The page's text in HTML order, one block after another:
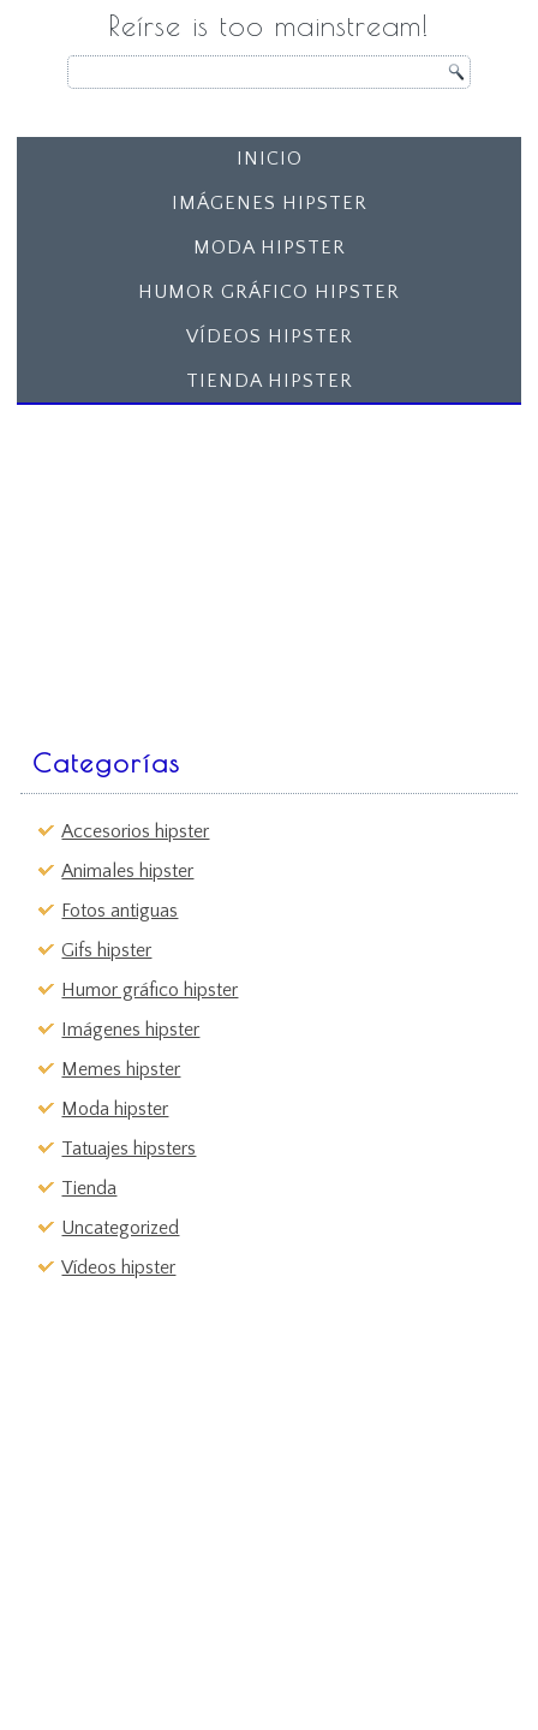
Reírse is too mainstream!
INICIO
IMÁGENES HIPSTER
MODA HIPSTER
HUMOR GRÁFICO HIPSTER
VÍDEOS HIPSTER
TIENDA HIPSTER
Categorías
Accesorios hipster
Animales hipster
Fotos antiguas
Gifs hipster
Humor gráfico hipster
Imágenes hipster
Memes hipster
Moda hipster
Tatuajes hipsters
Tienda
Uncategorized
Vídeos hipster